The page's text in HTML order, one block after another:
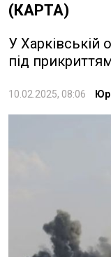
(КАРТА)
У Харківській
під прикриттям
10.02.2025, 08:06